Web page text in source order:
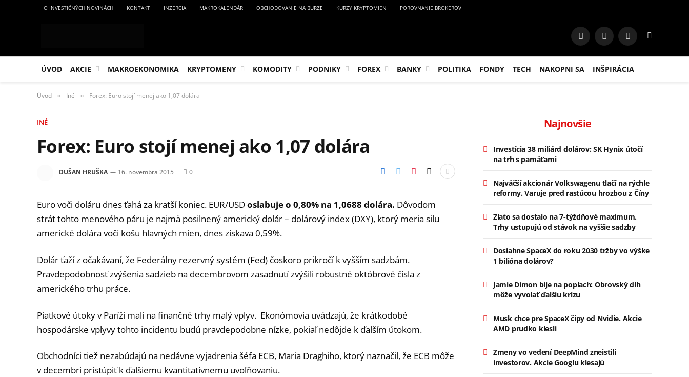
O INVESTIČNÝCH NOVINÁCH KONTAKT INZERCIA MAKROKALENDÁR OBCHODOVANIE NA BURZE KURZY KRYPTOMIEN POROVNANIE BROKEROV
FacebookInstagram
RSS
ÚVOD AKCIE MAKROEKONOMIKA KRYPTOMENY KOMODITY PODNIKY FOREX BANKY POLITIKA FONDY TECH NAKOPNI SA INŠPIRÁCIA
Úvod » Iné » Forex: Euro stojí menej ako 1,07 dolára
INÉ
Forex: Euro stojí menej ako 1,07 dolára
DUŠAN HRUŠKA 16. novembra 2015 0
Euro voči doláru dnes ťahá za kratší koniec. EUR/USDoslabuje o 0,80% na 1,0688 dolára. Dôvodom
strát tohto menového páru je najmä posilnený americký dolár – dolárový index (DXY), ktorý meria silu
americké dolára voči košu hlavných mien, dnes získava 0,59%.
Dolár ťaží z očakávaní, že Federálny rezervný systém (Fed) čoskoro prikročí k vyšším sadzbám.
Pravdepodobnosť zvýšenia sadzieb na decembrovom zasadnutí zvýšili robustné októbrové čísla z
amerického trhu práce.
Piatkové útoky v Paríži mali na finančné trhy malý vplyv. Ekonómovia uvádzajú, že krátkodobé
hospodárske vplyvy tohto incidentu budú pravdepodobne nízke, pokiaľ nedôjde k ďalším útokom.
Obchodníci tiež nezabúdajú na nedávne vyjadrenia šéfa ECB, Maria Draghiho, ktorý naznačil, že ECB môže
v decembri pristúpiť k ďalšiemu kvantitatívnemu uvoľňovaniu.
Najnovšie
Investícia 38 miliárd dolárov: SK Hynix útočí
na trh s pamäťami
Najväčší akcionár Volkswagenu tlačí na rýchle
reformy. Varuje pred rastúcou hrozbou z Číny
Zlato sa dostalo na 7-týždňové maximum.
Trhy ustupujú od stávok na vyššie sadzby
Dosiahne SpaceX do roku 2030 tržby vo výške
1 bilióna dolárov?
Jamie Dimon bije na poplach: Obrovský dlh
môže vyvolať ďalšiu krízu
Musk chce pre SpaceX čipy od Nvidie. Akcie
AMD prudko klesli
Zmeny vo vedení DeepMind zneistili
investorov. Akcie Googlu klesajú